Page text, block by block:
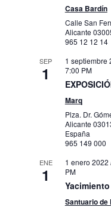
Casa Bardín
Calle San
Alicante
965 12 12 14
SEP
1
1 septiembre
7:00 PM
Marq
Plza. Dr.
Alicante
España
965 149 000
ENE
1
1 enero 2022
PM
Santuario de